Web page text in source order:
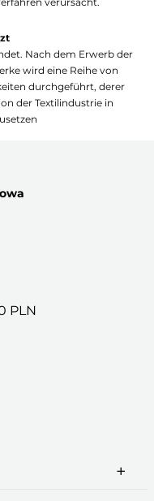
Nach dem Erwerb der
wird eine Reihe von
durchgeführt, derer
der Textilindustrie in
PLN